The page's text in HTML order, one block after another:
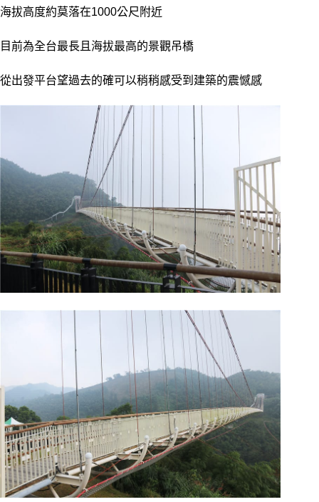
海拔高度約莫落在1000公尺附近
目前為全台最長且海拔最高的景觀吊橋
從出發平台望過去的確可以稍稍感受到建築的震憾感